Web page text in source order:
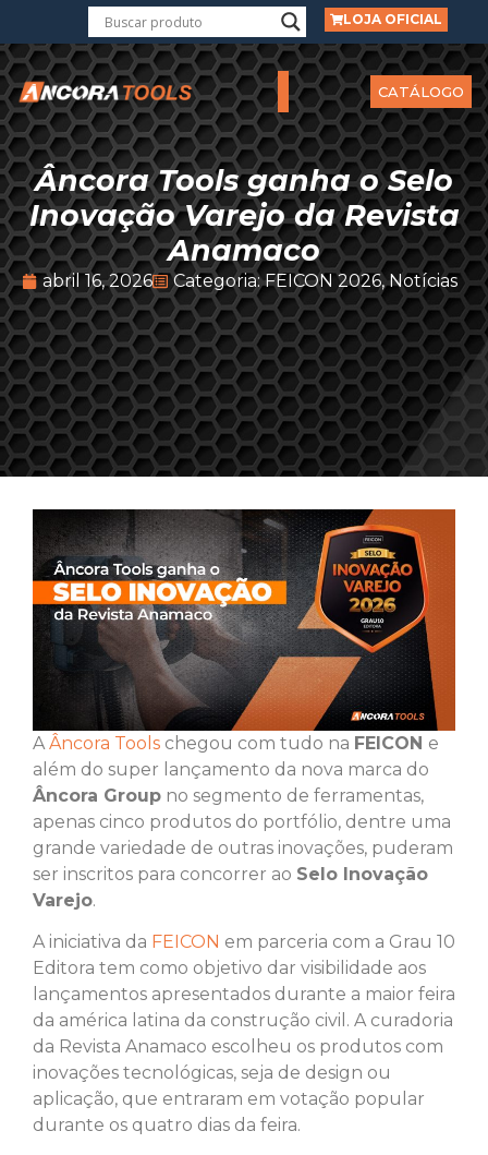
LOJA OFICIAL
CATÁLOGO
Âncora Tools ganha o Selo
Inovação Varejo da Revista
Anamaco
abril 16, 2026 Categoria:FEICON 2026,Notícias
A Âncora Tools chegou com tudo na FEICON e
além do super lançamento da nova marca do
Âncora Group no segmento de ferramentas,
apenas cinco produtos do portfólio, dentre uma
grande variedade de outras inovações, puderam
ser inscritos para concorrer ao Selo Inovação
Varejo.
A iniciativa da FEICON em parceria com a Grau 10
Editora tem como objetivo dar visibilidade aos
lançamentos apresentados durante a maior feira
da américa latina da construção civil. A curadoria
da Revista Anamaco escolheu os produtos com
inovações tecnológicas, seja de design ou
aplicação, que entraram em votação popular
durante os quatro dias da feira.